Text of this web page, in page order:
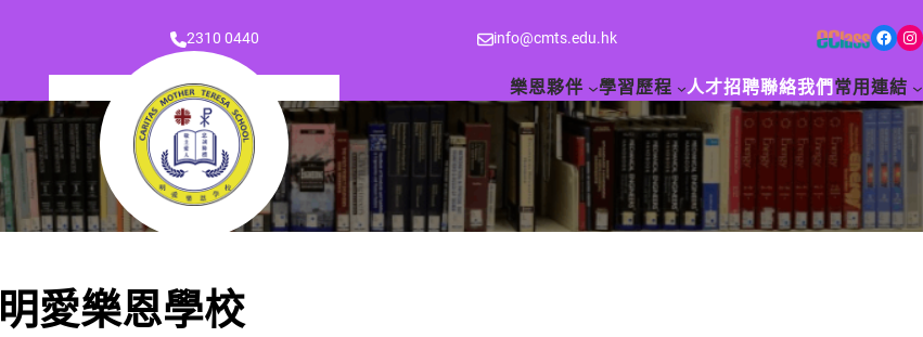
2310 0440 info@cmts.edu.hk Facebook Instagram
樂恩夥伴 學習歷程 人才招聘聯絡我們 常用連結
明愛樂恩學校